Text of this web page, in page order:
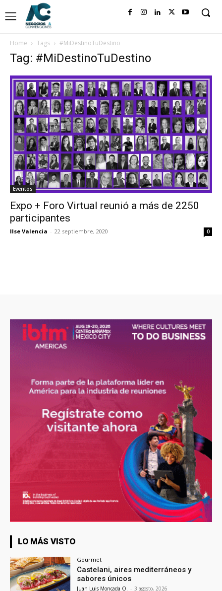
Home Tags #MiDestinoTuDestino
Tag: #MiDestinoTuDestino
Eventos
Expo + Foro Virtual reunió a más de 2250
participantes
Ilse Valencia - 22 septiembre, 2020 0
LO MÁS VISTO
Gourmet
Castelani, aires mediterráneos y
sabores únicos
Juan Luis Moncada O. - 3 agosto, 2026